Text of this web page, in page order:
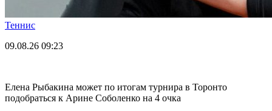
Теннис
09.08.26 09:23
Елена Рыбакина может по итогам турнира в Торонто
подобраться к Арине Соболенко на 4 очка